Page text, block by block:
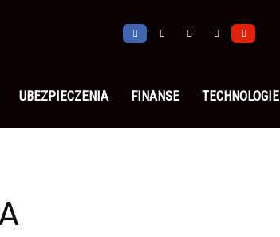
UBEZPIECZENIA FINANSE TECHNOLOGIE